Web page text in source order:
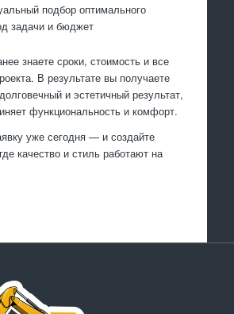
подбор оптимального
задачи и бюджет
знаете сроки, стоимость и все
В результате вы получаете
и эстетичный результат,
функциональность и комфорт.
уже сегодня — и создайте
качество и стиль работают на